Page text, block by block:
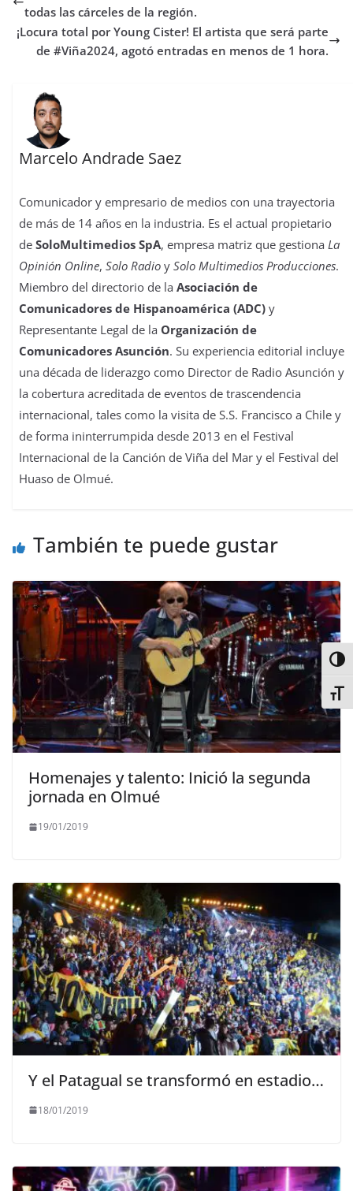
o
k
r
p
p
o
n
e
s
I
n
todas las cárceles de la región.
¡Locura total por Young Cister! El artista que será parte
de #Viña2024, agotó entradas en menos de 1 hora.
Marcelo Andrade Saez
Comunicador y empresario de medios con una trayectoria
de más de 14 años en la industria. Es el actual propietario
deSoloMultimedios SpA, empresa matriz que gestionaLa
Opinión Online,Solo Radio ySolo Multimedios Producciones.
Miembro del directorio de laAsociación de
Comunicadores de Hispanoamérica (ADC) y
Representante Legal de la Organización de
Comunicadores Asunción. Su experiencia editorial incluye
una década de liderazgo como Director de Radio Asunción y
la cobertura acreditada de eventos de trascendencia
internacional, tales como la visita de S.S. Francisco a Chile y
de forma ininterrumpida desde 2013 en el Festival
Internacional de la Canción de Viña del Mar y el Festival del
Huaso de Olmué.
También te puede gustar
Homenajes y talento: Inició la segunda
jornada en Olmué
19/01/2019
Y el Patagual se transformó en estadio…
18/01/2019